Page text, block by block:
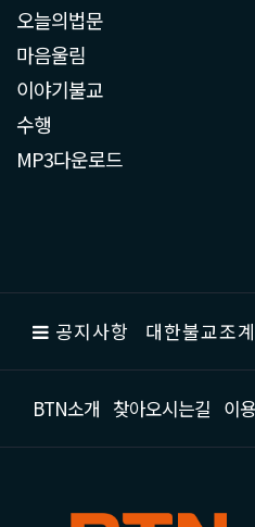
오늘의법문
마음울림
이야기불교
수행
MP3다운로드
공지사항 대한불교조
BTN소개 찾아오시는길 이